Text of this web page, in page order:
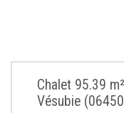
Chalet 95.39
Vésubie